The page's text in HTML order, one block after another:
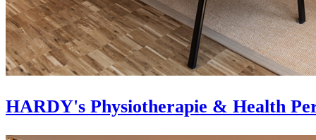
HARDY's Physiotherapie & Health